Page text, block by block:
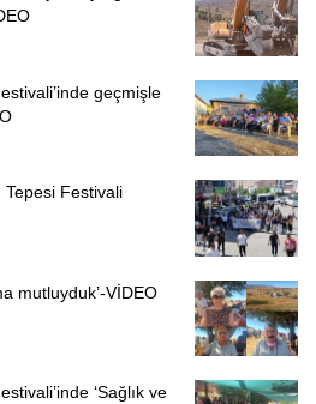
geçmişle
Tepesi Festivali
mutluyduk’-VİDEO
‘Sağlık ve